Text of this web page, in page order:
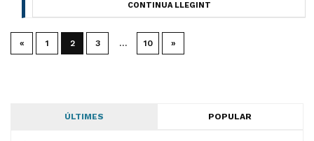
CONTINUA LLEGINT
« 1 2 3 … 10 »
ÚLTIMES POPULAR